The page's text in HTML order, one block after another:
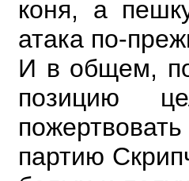
коня, а
атака по-
И в общем,
позицию
партию